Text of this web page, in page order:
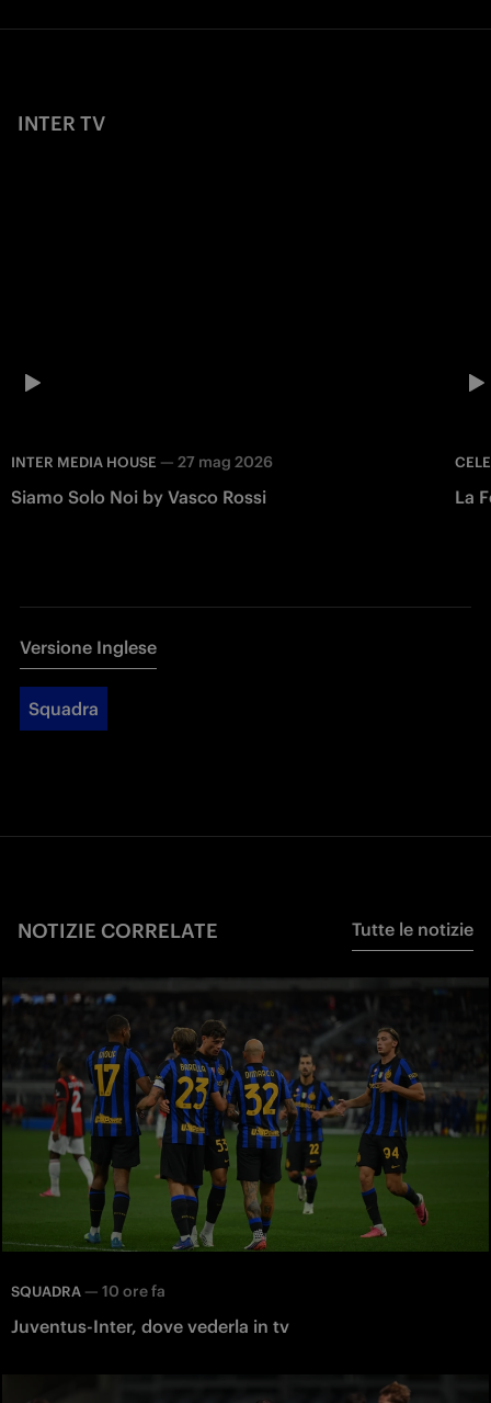
INTER TV
INTER MEDIA HOUSE — 27 mag 2026
Siamo Solo Noi by Vasco Rossi La
Versione Inglese
Squadra
NOTIZIE CORRELATE Tutte le notizie
SQUADRA — 10 ore fa
Juventus-Inter, dove vederla in tv